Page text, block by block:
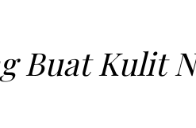
Buat Kulit